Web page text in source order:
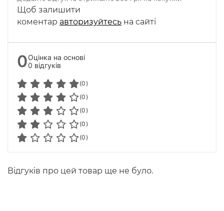
Щоб залишити
коментар авторизуйтесь на сайті
0Оцінка на основі
0 відгуків
(0)
(0)
(0)
(0)
(0)
Відгуків про цей товар ще не було.